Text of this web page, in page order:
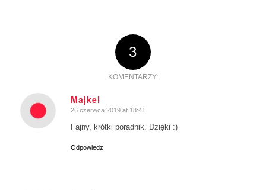
3
KOMENTARZY:
Majkel
says:
26 czerwca 2019 at 18:41
Fajny, krótki poradnik. Dzięki :)
Odpowiedz